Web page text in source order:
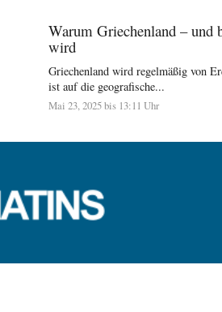
Warum Griechenland – und
wird
Griechenland wird regelmäßig von
ist auf die geografische...
Mai 23, 2025 bis 13:11 Uhr